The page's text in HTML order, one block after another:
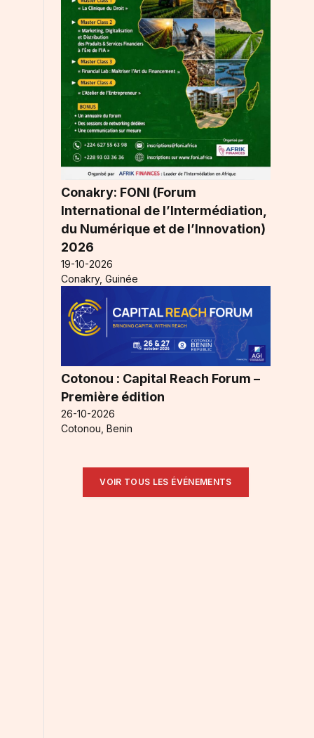
Conakry: FONI (Forum
International de l’Intermédiation,
du Numérique et de l’Innovation)
2026
19-10-2026
Conakry, Guinée
Cotonou : Capital Reach Forum –
Première édition
26-10-2026
Cotonou, Benin
VOIR TOUS LES ÉVÉNEMENTS